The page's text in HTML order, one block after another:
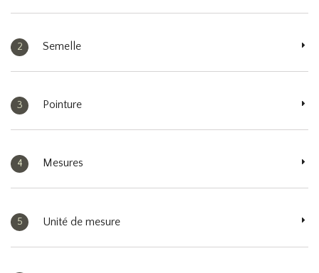
2 Semelle
3 Pointure
4 Mesures
5 Unité de mesure